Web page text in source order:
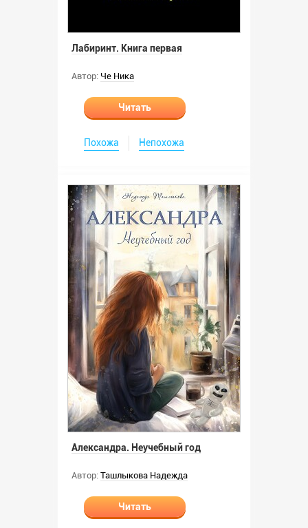
Лабиринт. Книга первая
Автор: Че Ника
Читать
Похожа Непохожа
Александра. Неучебный год
Автор: Ташлыкова Надежда
Читать